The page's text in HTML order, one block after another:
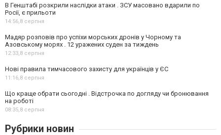
В Генштабі розкрили наслідки атаки . ЗСУ масовано вдарили по
Росії, є прильоти
14:56, 8 серпня
Мадяр розповів про успіхи морських дронів у Чорному та
Азовському морях . 12 уражених суден за тиждень
12:33, 8 серпня
Нові правила тимчасового захисту для українців у ЄС
11:16, 8 серпня
Що краще обрати сьогодні . Відстрочка по догляду чи бронювання
на роботі
08:35, 8 серпня
Рубрики новин